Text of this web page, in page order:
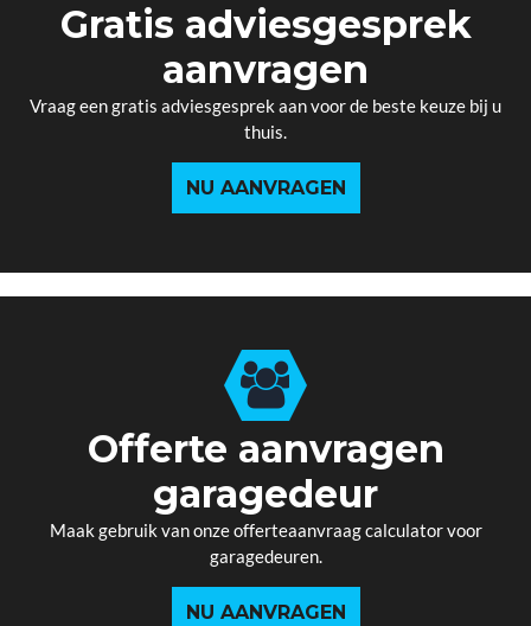
Gratis adviesgesprek
aanvragen
Vraag een gratis adviesgesprek aan voor de beste keuze bij u
thuis.
NU AANVRAGEN
Offerte aanvragen
garagedeur
Maak gebruik van onze offerteaanvraag calculator voor
garagedeuren.
NU AANVRAGEN